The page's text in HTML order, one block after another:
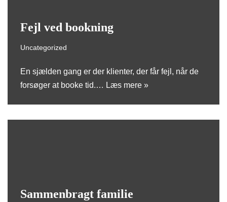
Fejl ved bookning
Uncategorized
En sjælden gang er der klienter, der får fejl, når de
forsøger at booke tid.… Læs mere »
Sammenbragt familie